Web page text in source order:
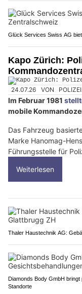
Glück Services Swiss AG
Kapo Zürich:
24.07.26 VON
Im Februar 1981
mobile
Das Fahrzeug
Marke Hanomag-
Führungsstelle für
Weiterlesen
Thaler Haustechnik AG:
Diamonds Body GmbH
Standorte